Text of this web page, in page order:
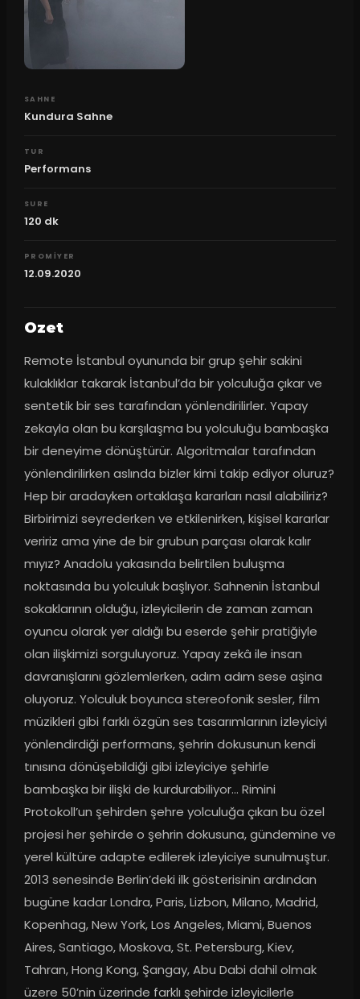
SAHNE
Kundura Sahne
TUR
Performans
SURE
120 dk
PROMIYER
12.09.2020
Ozet
Remote İstanbul oyununda bir grup şehir sakini
kulaklıklar takarak İstanbul’da bir yolculuğa çıkar ve
sentetik bir ses tarafından yönlendirilirler. Yapay
zekayla olan bu karşılaşma bu yolculuğu bambaşka
bir deneyime dönüştürür. Algoritmalar tarafından
yönlendirilirken aslında bizler kimi takip ediyor oluruz?
Hep bir aradayken ortaklaşa kararları nasıl alabiliriz?
Birbirimizi seyrederken ve etkilenirken, kişisel kararlar
veririz ama yine de bir grubun parçası olarak kalır
mıyız? Anadolu yakasında belirtilen buluşma
noktasında bu yolculuk başlıyor. Sahnenin İstanbul
sokaklarının olduğu, izleyicilerin de zaman zaman
oyuncu olarak yer aldığı bu eserde şehir pratiğiyle
olan ilişkimizi sorguluyoruz. Yapay zekâ ile insan
davranışlarını gözlemlerken, adım adım sese aşina
oluyoruz. Yolculuk boyunca stereofonik sesler, film
müzikleri gibi farklı özgün ses tasarımlarının izleyiciyi
yönlendirdiği performans, şehrin dokusunun kendi
tınısına dönüşebildiği gibi izleyiciye şehirle
bambaşka bir ilişki de kurdurabiliyor... Rimini
Protokoll’un şehirden şehre yolculuğa çıkan bu özel
projesi her şehirde o şehrin dokusuna, gündemine ve
yerel kültüre adapte edilerek izleyiciye sunulmuştur.
2013 senesinde Berlin’deki ilk gösterisinin ardından
bugüne kadar Londra, Paris, Lizbon, Milano, Madrid,
Kopenhag, New York, Los Angeles, Miami, Buenos
Aires, Santiago, Moskova, St. Petersburg, Kiev,
Tahran, Hong Kong, Şangay, Abu Dabi dahil olmak
üzere 50’nin üzerinde farklı şehirde izleyicilerle